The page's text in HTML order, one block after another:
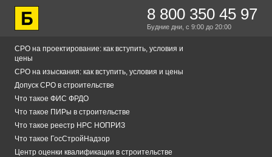
8 800 350 45 97
Будние дни, с 9:00 до 20:00
СРО на проектирование: как вступить, условия и
цены
СРО на изыскания: как вступить, условия и цены
Допуск СРО в строительстве
Что такое ФИС ФРДО
Что такое ПИРы в строительстве
Что такое реестр НРС НОПРИЗ
Что такое ГосСтройНадзор
Центр оценки квалификации в строительстве